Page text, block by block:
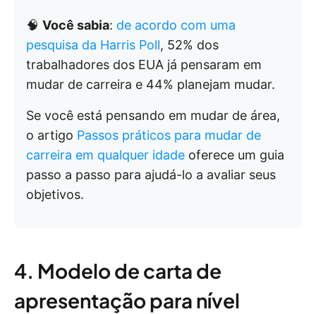
🧠 Você sabia: de acordo com uma
pesquisa da Harris Poll, 52% dos
trabalhadores dos EUA já pensaram em
mudar de carreira e 44% planejam mudar.
Se você está pensando em mudar de área,
o artigo Passos práticos para mudar de
carreira em qualquer idade oferece um guia
passo a passo para ajudá-lo a avaliar seus
objetivos.
4. Modelo de carta de
apresentação para nível